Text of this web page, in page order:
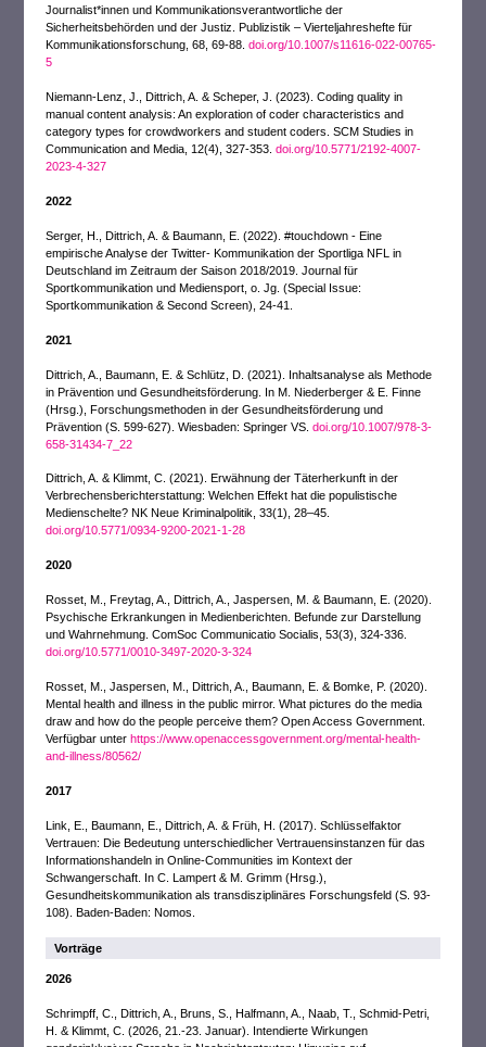
Journalist*innen und Kommunikationsverantwortliche der
Sicherheitsbehörden und der Justiz. Publizistik – Vierteljahreshefte für
Kommunikationsforschung, 68, 69-88.doi.org/10.1007/s11616-022-00765-
5
Niemann-Lenz, J., Dittrich, A. & Scheper, J. (2023). Coding quality in
manual content analysis: An exploration of coder characteristics and
category types for crowdworkers and student coders. SCM Studies in
Communication and Media, 12(4), 327-353.doi.org/10.5771/2192-4007-
2023-4-327
2022
Serger, H., Dittrich, A. & Baumann, E. (2022). #touchdown - Eine
empirische Analyse der Twitter- Kommunikation der Sportliga NFL in
Deutschland im Zeitraum der Saison 2018/2019. Journal für
Sportkommunikation und Mediensport, o. Jg. (Special Issue:
Sportkommunikation & Second Screen), 24-41.
2021
Dittrich, A., Baumann, E. & Schlütz, D. (2021). Inhaltsanalyse als Methode
in Prävention und Gesundheitsförderung. In M. Niederberger & E. Finne
(Hrsg.), Forschungsmethoden in der Gesundheitsförderung und
Prävention (S. 599-627). Wiesbaden: Springer VS.doi.org/10.1007/978-3-
658-31434-7_22
Dittrich, A. & Klimmt, C. (2021). Erwähnung der Täterherkunft in der
Verbrechensberichterstattung: Welchen Effekt hat die populistische
Medienschelte? NK Neue Kriminalpolitik, 33(1), 28–45.
doi.org/10.5771/0934-9200-2021-1-28
2020
Rosset, M., Freytag, A., Dittrich, A., Jaspersen, M. & Baumann, E. (2020).
Psychische Erkrankungen in Medienberichten. Befunde zur Darstellung
und Wahrnehmung. ComSoc Communicatio Socialis, 53(3), 324-336.
doi.org/10.5771/0010-3497-2020-3-324
Rosset, M., Jaspersen, M., Dittrich, A., Baumann, E. & Bomke, P. (2020).
Mental health and illness in the public mirror. What pictures do the media
draw and how do the people perceive them? Open Access Government.
Verfügbar unterhttps://www.openaccessgovernment.org/mental-health-
and-illness/80562/
2017
Link, E., Baumann, E., Dittrich, A. & Früh, H. (2017). Schlüsselfaktor
Vertrauen: Die Bedeutung unterschiedlicher Vertrauensinstanzen für das
Informationshandeln in Online-Communities im Kontext der
Schwangerschaft. In C. Lampert & M. Grimm (Hrsg.),
Gesundheitskommunikation als transdisziplinäres Forschungsfeld (S. 93-
108). Baden-Baden: Nomos.
Vorträge
2026
Schrimpff, C., Dittrich, A., Bruns, S., Halfmann, A., Naab, T., Schmid-Petri,
H. & Klimmt, C. (2026, 21.-23. Januar). Intendierte Wirkungen